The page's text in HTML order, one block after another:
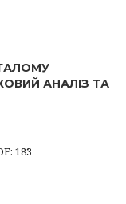
АНАЛІЗ ТА
183